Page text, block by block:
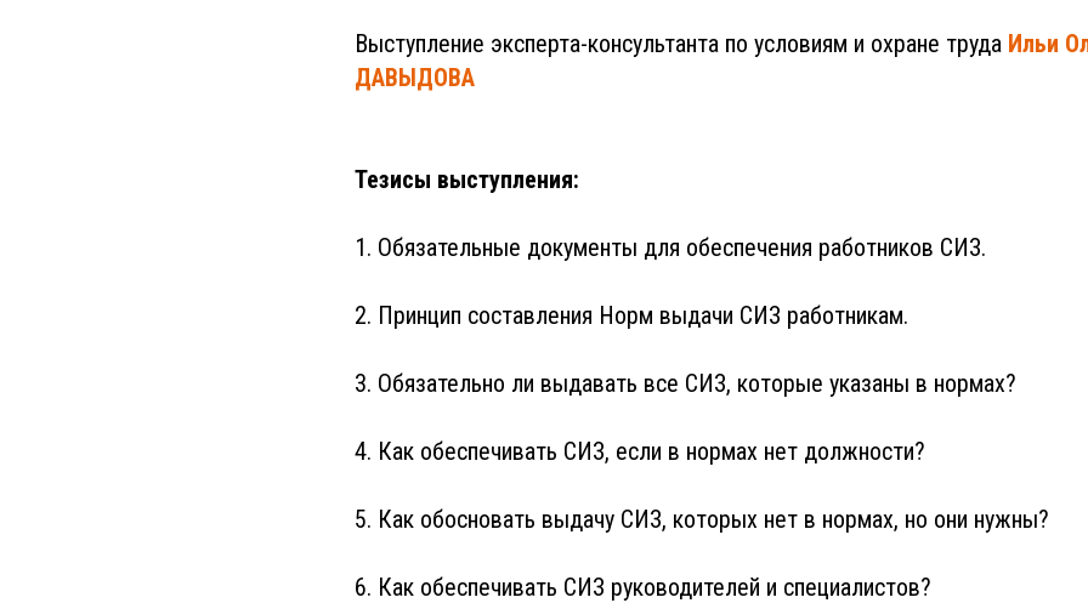
Выступление эксперта-консультанта по условиям и охране труда Ильи
ДАВЫДОВА
Тезисы выступления:
1. Обязательные документы для обеспечения работников СИЗ.
2. Принцип составления Норм выдачи СИЗ работникам.
3. Обязательно ли выдавать все СИЗ, которые указаны в нормах?
4. Как обеспечивать СИЗ, если в нормах нет должности?
5. Как обосновать выдачу СИЗ, которых нет в нормах, но они нужны?
6. Как обеспечивать СИЗ руководителей и специалистов?